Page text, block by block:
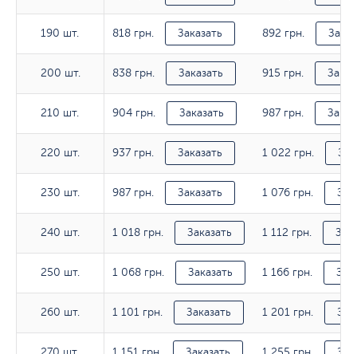
190 шт.
200 шт.
210 шт.
220 шт.
230 шт.
240 шт.
250 шт.
260 шт.
190 шт. 818 грн. Заказать 892 грн.
200 шт. 838 грн. Заказать 915 грн.
210 шт. 904 грн. Заказать 987 грн.
220 шт. 937 грн. Заказать 1 022 грн.
230 шт. 987 грн. Заказать 1 076 грн.
240 шт. 1 018 грн. Заказать 1 112 грн.
250 шт. 1 068 грн. Заказать 1 166 грн.
260 шт. 1 101 грн. Заказать 1 201 грн.